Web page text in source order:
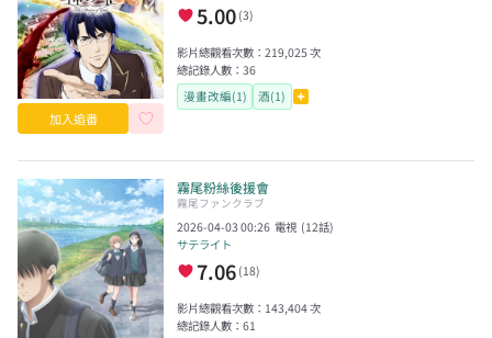
加入追番
5.00 (3)
影片總觀看次數：219,025次
總記錄人數：36
漫畫改編(1)
酒(1)
霧尾粉絲後援會
霧尾ファンクラブ
2026-04-03 00:26 電視 (12話)
サテライト
7.06 (18)
影片總觀看次數： 143,404次
總記錄人數：61